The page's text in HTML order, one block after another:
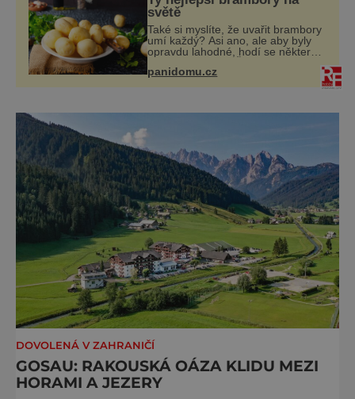
světě
Také si myslíte, že uvařit brambory
umí každý? Asi ano, ale aby byly
opravdu lahodné, hodí se některé
varné typy od A, tedy na saláty, po
panidomu.cz
DOVOLENÁ V ZAHRANIČÍ
GOSAU: RAKOUSKÁ OÁZA KLIDU MEZI
HORAMI A JEZERY